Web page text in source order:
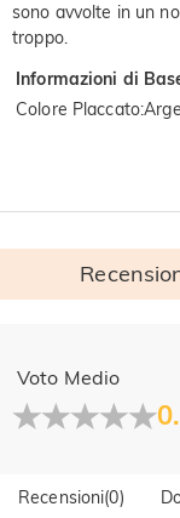
sono avvolte in un
troppo.
Informazioni di
Colore Placcato:
Voto Medio
Recensioni(0)
Generale
Dove si trova
La sede
Kong.
Sì! Attualmente